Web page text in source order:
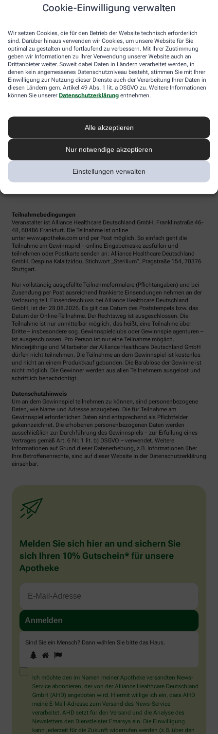
Cookie-Einwilligung verwalten
Wir setzen Cookies, die für den Betrieb der Website technisch erforderlich
sind. Darüber hinaus verwenden wir Cookies, um unsere Website für Sie
optimal zu gestalten und fortlaufend zu verbessern. Mit Ihrer Zustimmung
geben wir Informationen zu Ihrer Verwendung unserer Website auch an
Drittanbieter weiter. Soweit dabei Daten in Ländern verarbeitet werden, in
denen kein angemessenes Datenschutzniveau besteht, stimmen Sie mit Ihrer
Einwilligung zur Nutzung dieser Dienste auch der Verarbeitung Ihrer Daten in
diesen Ländern gem. Artikel 49 Abs. 1 lit. a DSGVO zu. Weitere Informationen
können Sie unserer Datenschutzerklärung entnehmen.
Alle akzeptieren
Nur notwendige akzeptieren
Einstellungen verwalten
Teilnahmebedingungen
Veranstalter ist Alliance Healthcare Deutschland GmbH, Franklinstraße 46-
48, 60486 Frankfurt. Die Teilnahme ist online
unter www.apotheke.com und per Post möglich. So einfach geht die
Teilnahme am Gewinnspiel – online Eingabemaske ausfüllen und
teilnehmen oder Postkarte senden an: Alliance Healthcare Deutschland
GmbH, Despina Kalaitzidou, Stichwort „Sterilium“, Pragstraße 154, 70376
Stuttgart.
Nur vollständig ausgefüllte Teilnahmeformulare (Pflichtangaben) und bei
Zusendung per Post ausreichend frankierte Einsendungen nehmen an der
Verlosung teil. Einsendeschluss bei Alliance Healthcare Deutschland
GmbH, ist der 28.08.2026. Es gilt das Datum des Poststempels bzw. das
Datum der Online-Teilnahme. Der Rechtsweg ist ausgeschlossen. Die
Teilnahme ist nur unmittelbar möglich; das heißt, eine Teilnahme über
Dritte – insbesondere sog. Gewinnspielclubs oder Gewinnspielagenturen –
ist ausgeschlossen. Pro Person ist nur eine Teilnahme möglich.
Minderjährige und Mitarbeiter der Alliance Healthcare Deutschland GmbH
dürfen nicht teilnehmen. Die Teilnahme an dem Gewinnspiel ist kostenlos
und nicht an einem Produktkauf gebunden. Die Barablöse der Gewinne ist
nicht möglich. Die Gewinner werden aus allen Teilnehmern ausgelost und
schriftlich benachrichtigt.
Datenschutzhinweis
Um an dem Gewinnspiel teilnehmen zu können, sind personenbezogene
Daten, wie Name und Adresse anzugeben. Die für Teilnahme am
Gewinnspiel erforderlichen Daten sind entsprechend als Pflichtfelder
gekennzeichnet. Die erhobenen personenbezogenen Daten werden
ausschließlich zur Durchführung des Gewinnspiels – zur Erfüllung eines
Vertrages gemäß Art. 6 Nr. 1 lit. b) DSGVO – verwendet. Weitere
Informationen auf Grund dieser Datenerhebung, z.B. Informationen über
Ihre Betroffenenrechte, sind auf dieser Website in der Datenschutzerklärung
einsehbar.
Melden Sie sich hier an und sichern Sie
sich Ihren 10% Gutschein* für unsere
Apotheke
Sind Sie ein Mensch? Dann wählen Sie bitte das Haus
Sind
Sie
ein
Mensch?
Dann
wählen
Sie
bitte
das
Haus.
1 2
Ich möchte den im Namen meiner Apotheke versandten News-
Service abonnieren, der von der Alliance Healthcare Deutschland
GmbH (AHD) angeboten wird. Hiermit willige ich ein, dass AHD
meine E-Mail-Adresse zum Versand des News-Service
verarbeitet. AHD setzt für den Versand und die Analyse des
Newsletters den Dienstleister Emarsys ein. Die Einwilligung
kann jederzeit für die Zukunft widerrufen werden (z.B. über den